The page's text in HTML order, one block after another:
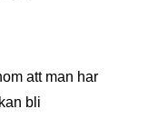
att man har
bli